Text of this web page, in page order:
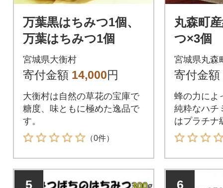
万葉黒はちみつ1個、
万葉はちみつ1個
宮城県大衡村
寄付金額 14,000円
大衡村は自然の草花の宝庫で
糖度、味ともに極めた逸品で
す。
（0件）
丸森町
つ×3個
ト
宮城県丸森
寄付金額
蜂の力によ
純粋なハチ
はプラチナ
5 6